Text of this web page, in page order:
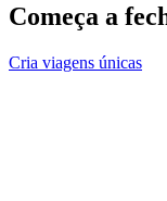
Começa a
Cria viagens únicas